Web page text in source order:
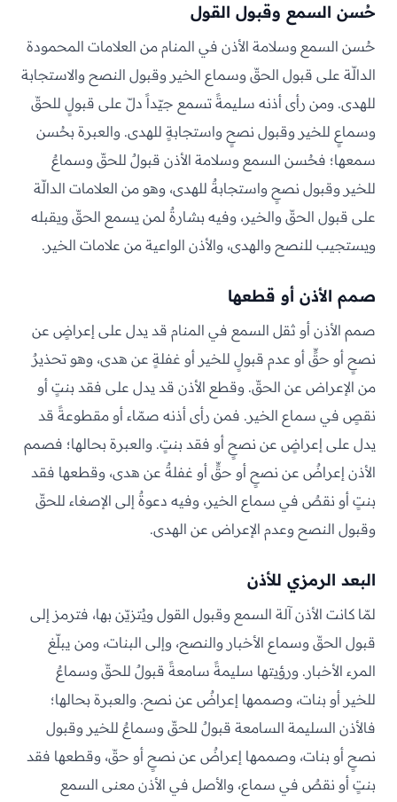
حُسن السمع وقبول القول
حُسن السمع وسلامة الأذن في المنام من العلامات المحمودة
الدالّة على قبول الحقّ وسماع الخير وقبول النصح والاستجابة
للهدى. ومن رأى أذنه سليمةً تسمع جيّداً دلّ على قبولٍ للحقّ
وسماعٍ للخير وقبول نصحٍ واستجابةٍ للهدى. والعبرة بحُسن
سمعها؛ فحُسن السمع وسلامة الأذن قبولٌ للحقّ وسماعٌ
للخير وقبول نصحٍ واستجابةٌ للهدى، وهو من العلامات الدالّة
على قبول الحقّ والخير، وفيه بشارةٌ لمن يسمع الحقّ ويقبله
ويستجيب للنصح والهدى، والأذن الواعية من علامات الخير.
صمم الأذن أو قطعها
صمم الأذن أو ثقل السمع في المنام قد يدل على إعراضٍ عن
نصحٍ أو حقٍّ أو عدم قبولٍ للخير أو غفلةٍ عن هدى، وهو تحذيرٌ
من الإعراض عن الحقّ. وقطع الأذن قد يدل على فقد بنتٍ أو
نقصٍ في سماع الخير. فمن رأى أذنه صمّاء أو مقطوعةً قد
يدل على إعراضٍ عن نصحٍ أو فقد بنتٍ. والعبرة بحالها؛ فصمم
الأذن إعراضٌ عن نصحٍ أو حقٍّ أو غفلةٌ عن هدى، وقطعها فقد
بنتٍ أو نقصٌ في سماع الخير، وفيه دعوةٌ إلى الإصغاء للحقّ
وقبول النصح وعدم الإعراض عن الهدى.
البعد الرمزي للأذن
لمّا كانت الأذن آلة السمع وقبول القول ويُتزيّن بها، فترمز إلى
قبول الحقّ وسماع الأخبار والنصح، وإلى البنات، ومن يبلّغ
المرء الأخبار. ورؤيتها سليمةً سامعةً قبولٌ للحقّ وسماعٌ
للخير أو بنات، وصممها إعراضٌ عن نصح. والعبرة بحالها؛
فالأذن السليمة السامعة قبولٌ للحقّ وسماعٌ للخير وقبول
نصحٍ أو بنات، وصممها إعراضٌ عن نصحٍ أو حقّ، وقطعها فقد
بنتٍ أو نقصٌ في سماع، والأصل في الأذن معنى السمع